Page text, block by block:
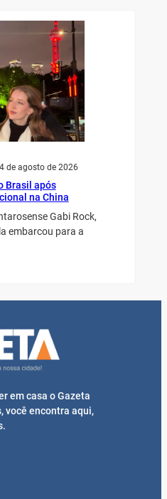
4 de agosto de 2026
Brasil após
na China
Gabi Rock,
embarcou para a
em casa o Gazeta
você encontra aqui,